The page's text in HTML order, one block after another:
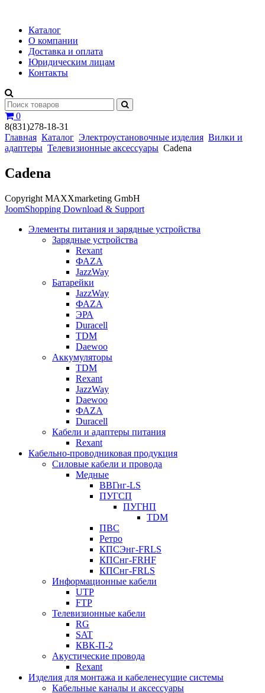
Каталог
О компании
Доставка и оплата
Юридическим лицам
Контакты
0
8(831)278-18-31
Главная Каталог Электроустановочные изделия Вилки и
адаптеры Телевизионные аксессуары Cadena
Cadena
Copyright MAXXmarketing GmbH
JoomShopping Download & Support
Элементы питания и зарядные устройства
Зарядные устройства
Rexant
ФАZА
JazzWay
Батарейки
JazzWay
ФАZА
ЭРА
Duracell
TDM
Daewoo
Аккумуляторы
TDM
Rexant
JazzWay
Daewoo
ФАZА
Duracell
Кабели и адаптеры питания
Rexant
Кабельно-проводниковая продукция
Силовые кабели и провода
Медные
ВВГнг-LS
ПУГСП
ПУГНП
TDM
ПВС
Ретро
КПСЭнг-FRLS
КПСнг-FRHF
КПСнг-FRLS
Информационные кабели
UTP
FTP
Телевизионные кабели
RG
SAT
КВК-П-2
Акустические провода
Rexant
Изделия для монтажа и кабеленесущие системы
Кабельные каналы и аксессуары